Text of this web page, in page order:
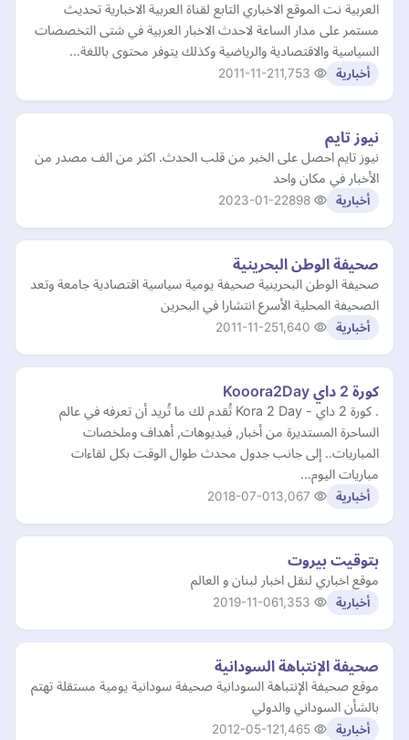
العربية نت الموقع الاخباري التابع لقناة العربية الاخبارية تحديث
مستمر على مدار الساعة لاحدث الاخبار العربية في شتى التخصصات
السياسية والاقتصادية والرياضية وكذلك يتوفر محتوى باللغة…
أخبارية 2011-11-21
نيوز تايم
نيوز تايم احصل على الخبر من قلب الحدث. اكثر من الف مصدر من
الأخبار في مكان واحد
أخبارية 2023-01-22
صحيفة الوطن البحرينية
صحيفة الوطن البحرينية صحيفة يومية سياسية اقتصادية جامعة وتعد
الصحيفة المحلية الأسرع انتشارا في البحرين
أخبارية 2011-11-25
كورة 2 داي Kooora2Day
. كورة 2 داي - Kora 2 Day تُقدم لك ما تُريد أن تعرفه في عالم
الساحرة المستديرة من أخبار, فيديوهات, أهداف وملخصات
المباريات.. إلى جانب جدول محدث طوال الوقت بكل لقاءات
مباريات اليوم…
أخبارية 2018-07-01
بتوقيت بيروت
موقع اخباري لنقل اخبار لبنان و العالم
أخبارية 2019-11-06
صحيفة الإنتباهة السودانية
موقع صحيفة الإنتباهة السودانية صحيفة سودانية يومية مستقلة تهتم
بالشأن السوداني والدولي
أخبارية 2012-05-12